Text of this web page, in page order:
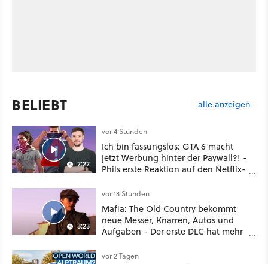
BELIEBT alle anzeigen
2:22
vor 4 Stunden
Ich bin fassungslos: GTA 6 macht
jetzt Werbung hinter der Paywall?! -
Phils erste Reaktion auf den Netflix-
3:23
vor 13 Stunden
Mafia: The Old Country bekommt
neue Messer, Knarren, Autos und
Aufgaben - Der erste DLC hat mehr
vor 2 Tagen